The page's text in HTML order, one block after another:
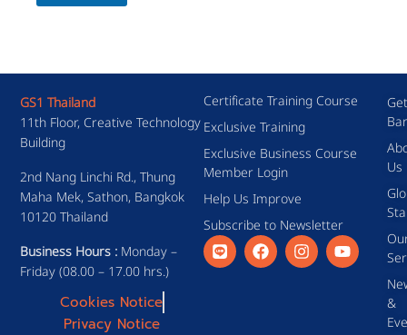
Us
&
Certificate Training Course
Exclusive Training
Exclusive Business Course
Member Login
Help Us Improve
Subscribe to Newsletter
GS1 Thailand
11th Floor, Creative Technology
Building
2nd Nang Linchi Rd., Thung
Maha Mek, Sathon, Bangkok
10120 Thailand
Business Hours : Monday –
Friday (08.00 – 17.00 hrs.)
Cookies Notice
Privacy Notice